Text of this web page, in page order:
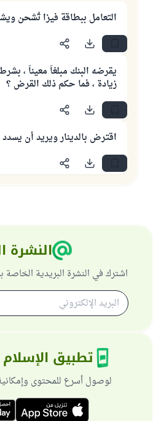
التعامل ببطاقة فيزا تُشحن
يقرضه البنك مبلغاً معيناً ،
زيادة ، فما حكم ذلك القرض ؟
اقترض بالدينار ويريد أن
النشرة
اشترك في النشرة البريدية
تطبيق
لوصول أسرع للمحتوى